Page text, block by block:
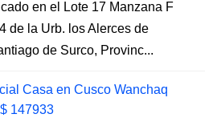
en el Lote 17 Manzana F
de la Urb. los Alerces de
de Surco, Provinc...
Casa en Cusco Wanchaq
147933